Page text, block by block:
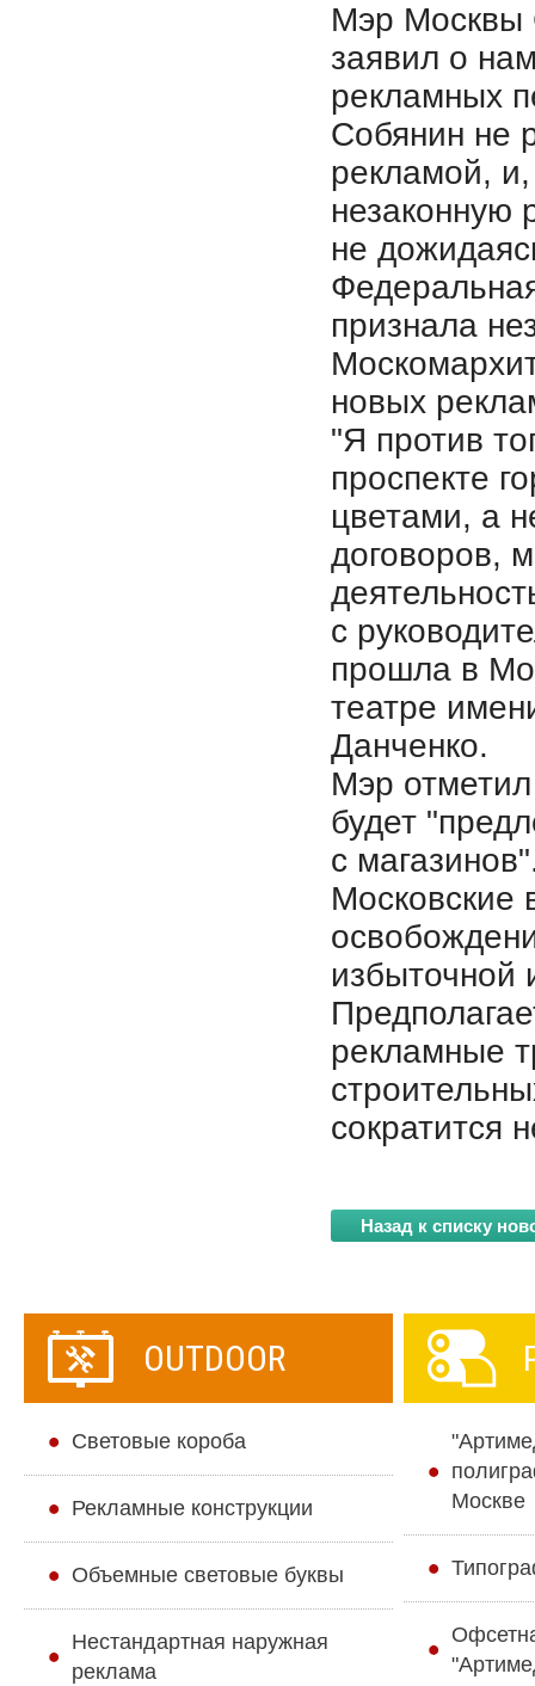
Мэр Москвы
заявил о
рекламных
Собянин не
рекламой,
незаконную
не
признала
новых
"Я против
проспекте
цветами, а
договоров,
с
прошла в
театре
Данченко.
Мэр
будет
с
Московские
избыточной
рекламные
сократится
Назад к списку
OUTDOOR
Cветовые короба
Рекламные конструкции
Объемные световые буквы
Нестандартная наружная
реклама
Москве